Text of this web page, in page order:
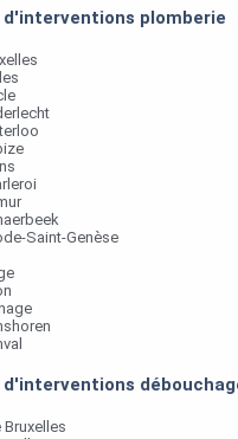
plomberie
Saint-Genèse